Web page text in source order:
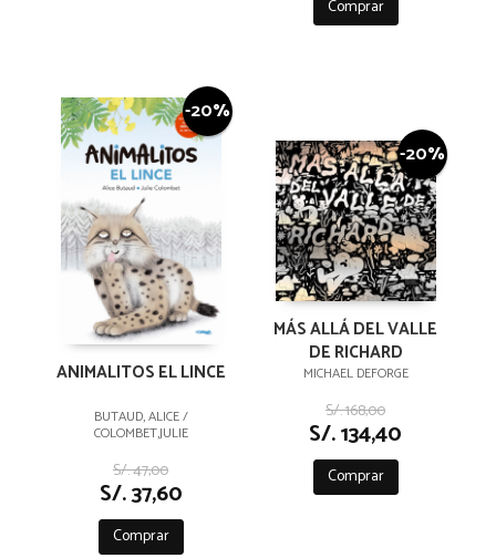
Comprar
-20%
ANIMALITOS EL LINCE
BUTAUD, ALICE /
COLOMBET,JULIE
S/. 47,00
S/. 37,60
Comprar
-20%
MÁS ALLÁ DEL VALLE
DE RICHARD
MICHAEL DEFORGE
S/. 168,00
S/. 134,40
Comprar